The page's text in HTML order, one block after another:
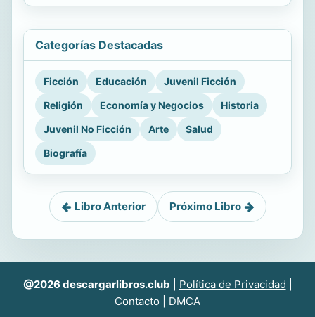
Categorías Destacadas
Ficción Educación
Juvenil Ficción
Religión
Economía y Negocios
Historia
Juvenil No Ficción
Arte
Salud
Biografía
Libro Anterior Próximo Libro
@2026 descargarlibros.club Política de Privacidad
Contacto
DMCA